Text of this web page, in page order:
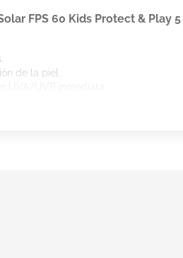
FPS 60 Kids Protect & Play
de la piel.